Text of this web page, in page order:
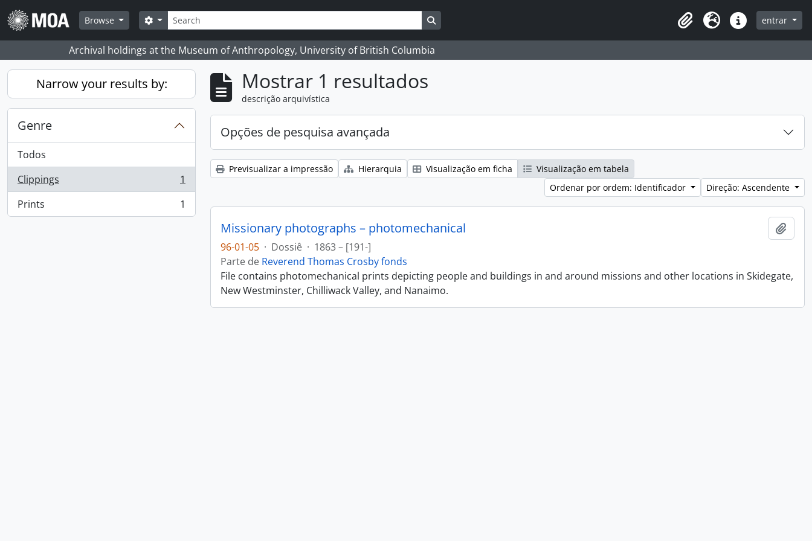
Skip to main content
Browse
Pesquisar
Search options Search in browse page
Clipboard
Idioma Ligações rápidas
entrar
Archival holdings at the Museum of Anthropology, University of British Columbia
Narrow your results by:
Genre
Todos
Clippings
, 1 resultados
1
Prints
, 1 resultados 1
Mostrar 1 resultados
descrição arquivística
Opções de pesquisa avançada
Previsualizar a impressão Hierarquia Visualização em ficha
Visualização em tabela
Ordenar por ordem: Identificador
Direção: Ascendente
Missionary photographs – photomechanical
96-01-05 · Dossiê · 1863 – [191-]
Parte de Reverend Thomas Crosby fonds
File contains photomechanical prints depicting people and buildings in and around missions and other locations in Skidegate,
New Westminster, Chilliwack Valley, and Nanaimo.